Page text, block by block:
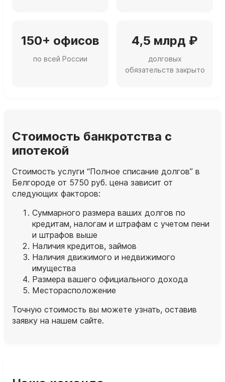
150+ офисов
по всей России
4,5 млрд ₽
долговых
обязательств закрыто
Стоимость банкротства с
ипотекой
Стоимость услуги “Полное списание долгов” в
Белгороде от 5750 руб. цена зависит от
следующих факторов:
Суммарного размера ваших долгов по
кредитам, налогам и штрафам с учетом пени
и штрафов выше
Наличия кредитов, займов
Наличия движимого и недвижимого
имущества
Размера вашего официального дохода
Месторасположение
Точную стоимость вы можете узнать, оставив
заявку на нашем сайте.